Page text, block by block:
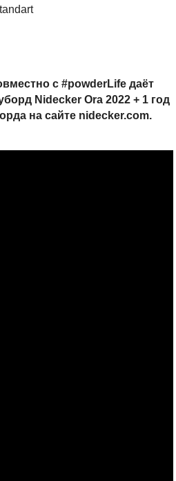
с #powderLife даёт
Nidecker Ora 2022 + 1 год
на сайте nidecker.com.